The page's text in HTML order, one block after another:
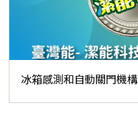
冰箱感測和自動關門機構